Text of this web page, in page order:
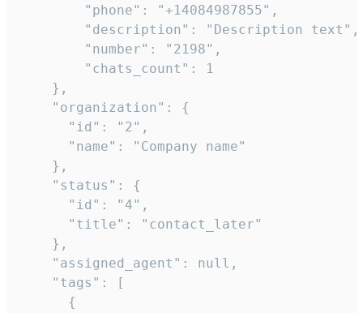
        "phone": "+14084987855",
        "description": "Description text",
        "number": "2198",
        "chats_count": 1
    },
    "organization": {
      "id": "2",
      "name": "Company name"
    },
    "status": {
      "id": "4",
      "title": "contact_later"
    },
    "assigned_agent": null,
    "tags": [
      {